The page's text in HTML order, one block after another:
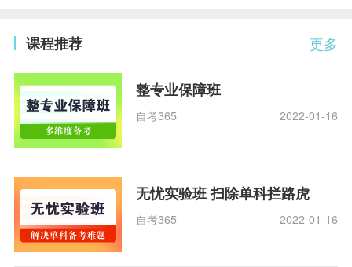
更多
课程推荐
整专业保障班
自考365 2022-01-16
无忧实验班 扫除单科拦路虎
自考365 2022-01-16